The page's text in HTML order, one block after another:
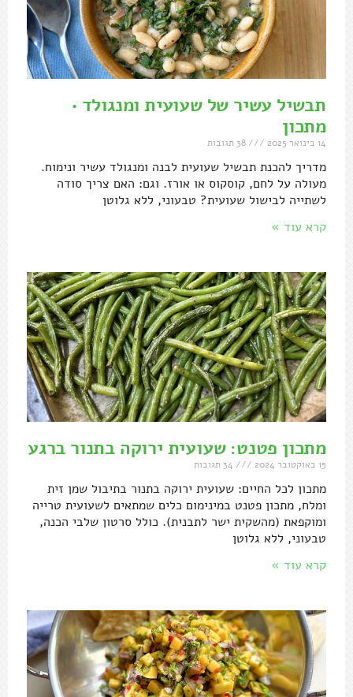
תבשיל עשיר של שעועית ומנגולד •
מתכון
14 בינואר 2025
מדריך להכנת תבשיל שעועית לבנה ומנגולד עשיר ונימוח.
מעולה על לחם, קוסקוס או אורז. וגם: האם צריך סודה
לשתייה לבישול שעועית? טבעוני, ללא גלוטן
קרא עוד »
מתכון פטנט: שעועית ירוקה בתנור ברגע
15 באוקטובר 2024
מתכון לכל החיים: שעועית ירוקה בתנור בתיבול שמן זית
ומלח, מתכון פטנט במינימום כלים שמתאים לשעועית טרייה
ומוקפאת (מהשקית ישר לתבנית). כולל סרטון שלבי הכנה,
טבעוני, ללא גלוטן
קרא עוד »